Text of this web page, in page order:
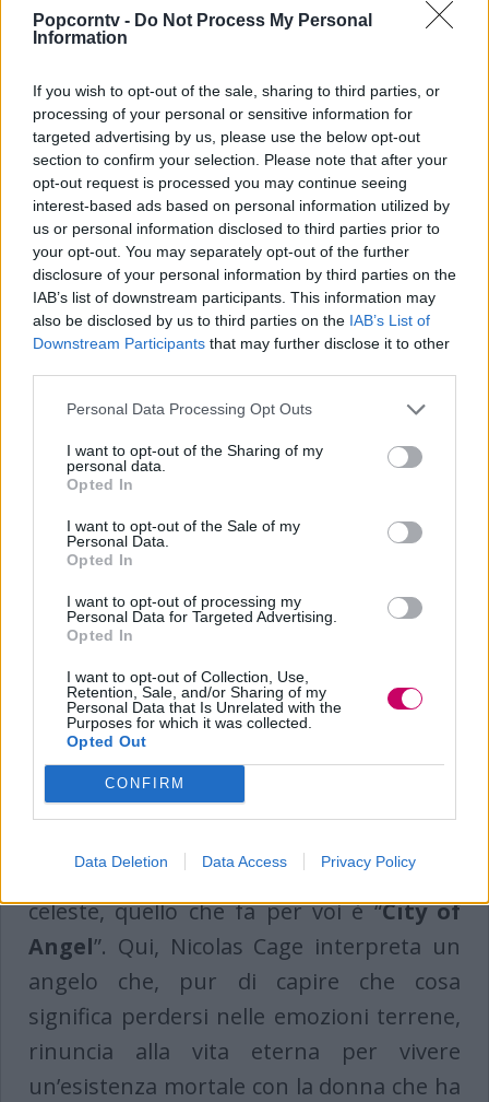
Popcorntv - Do Not Process My Personal
Information
If you wish to opt-out of the sale, sharing to third parties, or
processing of your personal or sensitive information for
targeted advertising by us, please use the below opt-out
section to confirm your selection. Please note that after your
opt-out request is processed you may continue seeing
interest-based ads based on personal information utilized by
us or personal information disclosed to third parties prior to
your opt-out. You may separately opt-out of the further
disclosure of your personal information by third parties on the
IAB’s list of downstream participants. This information may
also be disclosed by us to third parties on the IAB’s List of
Downstream Participants that may further disclose it to other
Personal Data Processing Opt Outs
I want to opt-out of the Sharing of my
personal data.
Opted In
I want to opt-out of the Sale of my
Personal Data.
Opted In
I want to opt-out of processing my
Personal Data for Targeted Advertising.
Opted In
I want to opt-out of Collection, Use,
Retention, Sale, and/or Sharing of my
Personal Data that Is Unrelated with the
Purposes for which it was collected.
Opted Out
CONFIRM
Data Deletion Data Access Privacy Policy
fantasie, un film che non vi deluderà sarà
struggente ed epico viaggio di Robin
Williams che, guidato dall’amore più
grande che si possa immaginare, sfiderà
le regole divine per ritrovare la sua anima
gemella. Altra storia che vi aiuterà a non
perdere le speranze è il film di“Sex & the
City”dove una delle single più famose
della televisione, interpretata da Sarah
il suo lui. Un film che non possiamo
assolutamente escludere dalla lista è, poi,
Harry ti presento Sally”,
Ryan e Billy Crystal ci raccontano la lunga
storia di due amici che, nonostante
vivano due vite quasi del tutto separate,
stringono un rapporto estremamente
intimo, dandoci un esempio di come
possa essere strano e complicato il
rapporto tra uomo e donna. Infine, se
non avete paura di versare un fiume di
lacrime e se volete avere un assaggio di
mondo umano per arrivare a quello
celeste, quello che fa per voi è “City of
Angel”. Qui, Nicolas Cage interpreta un
angelo che, pur di capire che cosa
significa perdersi nelle emozioni terrene,
rinuncia alla vita eterna per vivere
un’esistenza mortale con la donna che ha